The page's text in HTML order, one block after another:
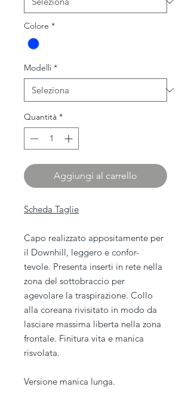
Colore *
Modelli *
Quantità *
Aggiungi al carrello
Scheda Taglie
Capo realizzato appositamente per
il Downhill, leggero e confor-
tevole. Presenta inserti in rete nella
zona del sottobraccio per
agevolare la traspirazione. Collo
alla coreana rivisitato in modo da
lasciare massima liberta nella zona
frontale. Finitura vita e manica
risvolata.
Versione manica lunga.